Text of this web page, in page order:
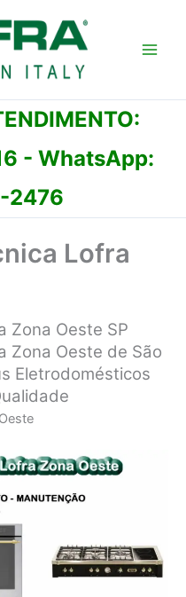
- WhatsApp:
2476
Lofra
Zona Oeste SP
Zona Oeste de São
Eletrodomésticos